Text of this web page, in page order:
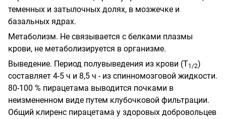
теменных и затылочных долях, в мозжечке и
базальных ядрах.
Метаболизм. Не связывается с белками плазмы
крови, не метаболизируется в организме.
Выведение. Период полувыведения из крови (Т1/2)
составляет 4-5 ч и 8,5 ч - из спинномозговой жидкости.
80-100 % пирацетама выводится почками в
неизмененном виде путем клубочковой фильтрации.
Общий клиренс пирацетама у здоровых добровольцев